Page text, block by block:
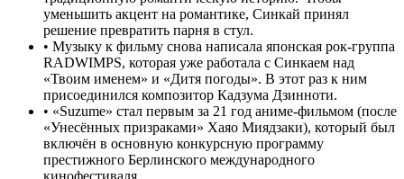
уменьшить акцент на романтике, Синкай принял
решение превратить парня в стул.
• Музыку к фильму снова написала японская рок-группа
RADWIMPS, которая уже работала с Синкаем над
«Твоим именем» и «Дитя погоды». В этот раз к ним
присоединился композитор Кадзума Дзинноти.
• «Suzume» стал первым за 21 год аниме-фильмом (после
«Унесённых призраками» Хаяо Миядзаки), который был
включён в основную конкурсную программу
престижного Берлинского международного
кинофестиваля.